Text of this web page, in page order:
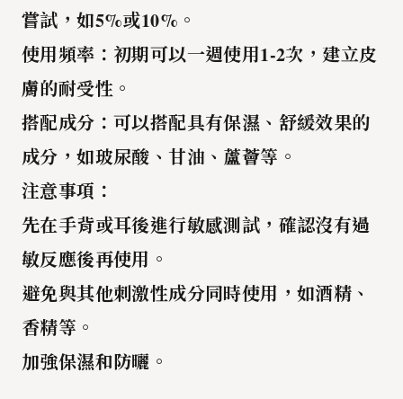
嘗試，如5%或10%。
使用頻率 ：初期可以一週使用1-2次，建立皮
膚的耐受性。
搭配成分 ：可以搭配具有保濕、舒緩效果的
成分，如玻尿酸、甘油、蘆薈等。
注意事項 ：
先在手背或耳後進行敏感測試 ，確認沒有過
敏反應後再使用。
避免與其他刺激性成分同時使用 ，如酒精、
香精等。
加強保濕和防曬 。